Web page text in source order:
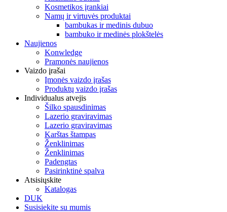
Kosmetikos įrankiai
Namų ir virtuvės produktai
bambukas ir medinis dubuo
bambuko ir medinės plokštelės
Naujienos
Konwledge
Pramonės naujienos
Vaizdo įrašai
Įmonės vaizdo įrašas
Produktų vaizdo įrašas
Individualus atvejis
Šilko spausdinimas
Lazerio graviravimas
Lazerio graviravimas
Karštas štampas
Ženklinimas
Ženklinimas
Padengtas
Pasirinktinė spalva
Atsisiųskite
Katalogas
DUK
Susisiekite su mumis